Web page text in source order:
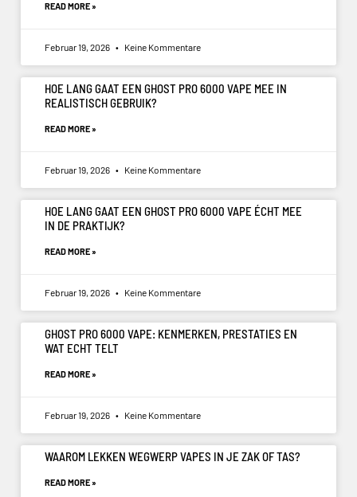
READ MORE »
Februar 19, 2026 Keine Kommentare
HOE LANG GAAT EEN GHOST PRO 6000 VAPE MEE IN
REALISTISCH GEBRUIK?
READ MORE »
Februar 19, 2026 Keine Kommentare
HOE LANG GAAT EEN GHOST PRO 6000 VAPE ÉCHT MEE
IN DE PRAKTIJK?
READ MORE »
Februar 19, 2026 Keine Kommentare
GHOST PRO 6000 VAPE: KENMERKEN, PRESTATIES EN
WAT ECHT TELT
READ MORE »
Februar 19, 2026 Keine Kommentare
WAAROM LEKKEN WEGWERP VAPES IN JE ZAK OF TAS?
READ MORE »